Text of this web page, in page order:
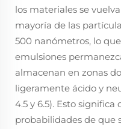
los materiales se
mayoría de las
500 nanómetros, lo
emulsiones
almacenan en zonas
ligeramente ácido y
4.5 y 6.5). Esto
probabilidades de que